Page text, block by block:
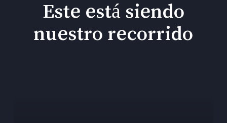
Este está siendo
nuestro recorrido